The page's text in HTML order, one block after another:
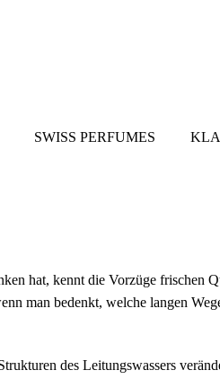
SWISS PERFUMES
hat, kennt die Vorzüge frischen
man bedenkt, welche langen
des Leitungswassers